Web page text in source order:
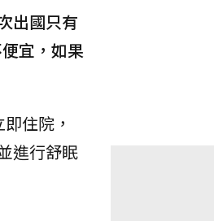
出國只有
宜，如果
住院，
進行舒眠